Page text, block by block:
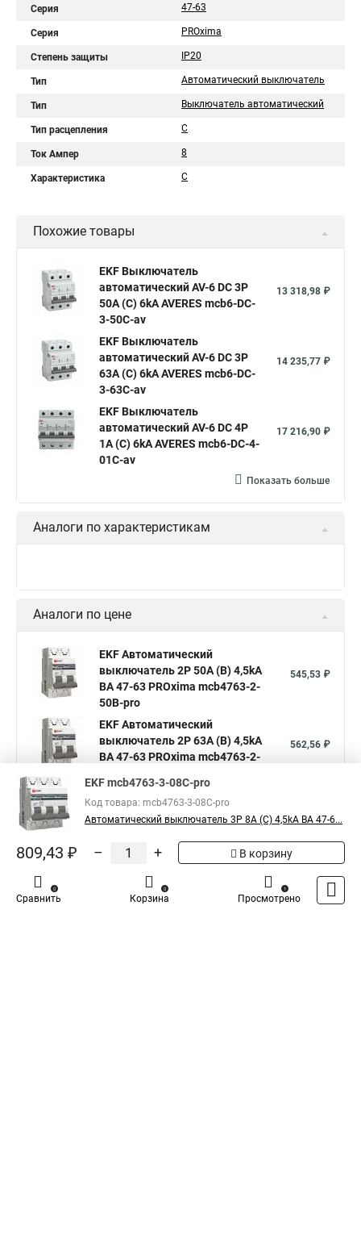
Серия 47-63
Серия PROxima
Степень защиты IP20
Тип Автоматический выключатель
Тип Выключатель автоматический
Тип расцепления C
Ток Ампер 8
Характеристика C
Похожие товары
EKF Выключатель
автоматический AV-6 DC 3P
50A (C) 6kA AVERES mcb6-DC-
3-50C-av
13 318,98 ₽
EKF Выключатель
автоматический AV-6 DC 3P
63A (C) 6kA AVERES mcb6-DC-
3-63C-av
14 235,77 ₽
EKF Выключатель
автоматический AV-6 DC 4P
1A (C) 6kA AVERES mcb6-DC-4-
01C-av
17 216,90 ₽
Показать больше
Аналоги по характеристикам
Аналоги по цене
EKF Автоматический
выключатель 2P 50А (В) 4,5kA
ВА 47-63 PROxima mcb4763-2-
50B-pro
545,53 ₽
EKF Автоматический
выключатель 2P 63А (В) 4,5kA
ВА 47-63 PROxima mcb4763-2-
562,56 ₽
выключатель 3P 6А (В) 4,5kA ВА
47-63 PROxima mcb4763-3-06B-
710,44 ₽
Показать больше
EKF mcb4763-3-08C-pro
Код товара: mcb4763-3-08C-pro
Автоматический выключатель 3P 8А (C) 4,5kA ВА 47-6...
809,43 ₽ – + В корзину
Сравнить
0
Корзина
0
Просмотрено
1